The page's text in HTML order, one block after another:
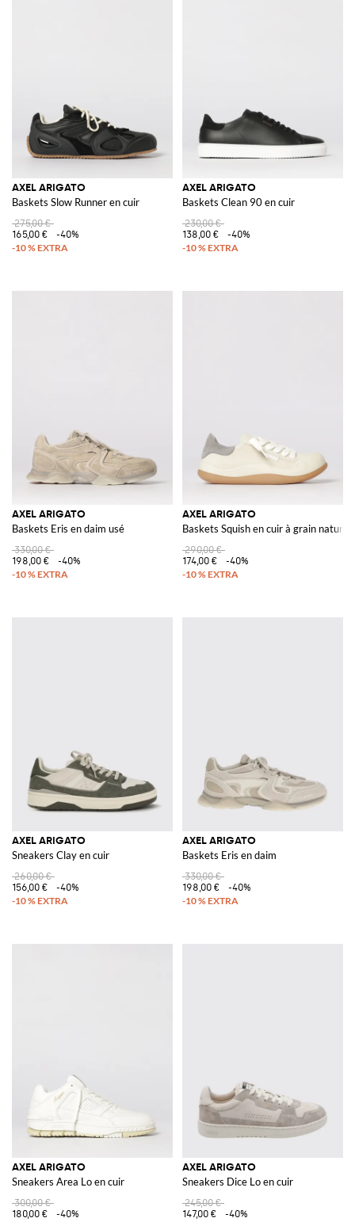
AXEL ARIGATO
Baskets Slow Runner en cuir
275,00 €
165,00 €
-40%
AXEL ARIGATO
Baskets Clean 90 en cuir
230,00 €
138,00 €
-40%
AXEL ARIGATO
Baskets Eris en daim usé
330,00 €
198,00 €
-40%
AXEL ARIGATO
Baskets Squish en cuir à grain naturel
290,00 €
174,00 €
-40%
AXEL ARIGATO
Sneakers Clay en cuir
260,00 €
156,00 €
-40%
AXEL ARIGATO
Baskets Eris en daim
330,00 €
198,00 €
-40%
AXEL ARIGATO
Sneakers Area Lo en cuir
300,00 €
180,00 €
-40%
AXEL ARIGATO
Sneakers Dice Lo en cuir
245,00 €
147,00 €
-40%